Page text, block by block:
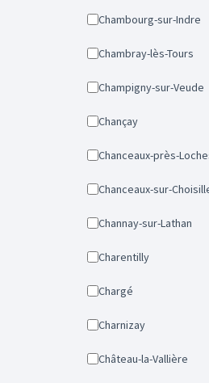
Chambourg-sur-Indre
Chambray-lès-Tours
Champigny-sur-Veude
Chançay
Chanceaux-près-
Chanceaux-sur-
Channay-sur-Lathan
Charentilly
Chargé
Charnizay
Château-la-Vallière